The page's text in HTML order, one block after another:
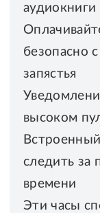
аудиокниги
безопасно
запястья
высоком
следить за
времени
Эти часы